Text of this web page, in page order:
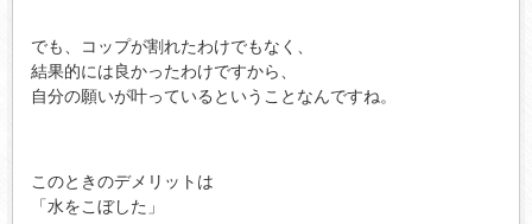
でも、コップが割れたわけでもなく、
結果的には良かったわけですから、
自分の願いが叶っているということなんですね。
このときのデメリットは
「水をこぼした」